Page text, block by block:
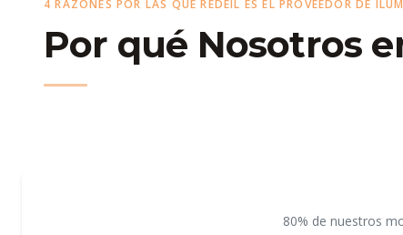
4 RAZONES POR LAS QUE REDEIL ES EL PROVEEDOR DE
Por qué Nosotros
80% de nuestros